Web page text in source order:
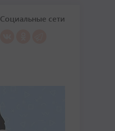
Социальные сети